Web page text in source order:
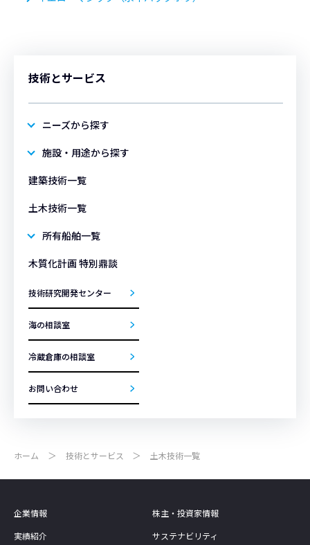
技術とサービス
ニーズから探す
施設・用途から探す
建築技術一覧
土木技術一覧
所有船舶一覧
木質化計画 特別鼎談
技術研究開発センター
海の相談室
冷蔵倉庫の相談室
お問い合わせ
ホーム 技術とサービス 土木技術一覧
企業情報
株主・投資家情報
実績紹介
サステナビリティ